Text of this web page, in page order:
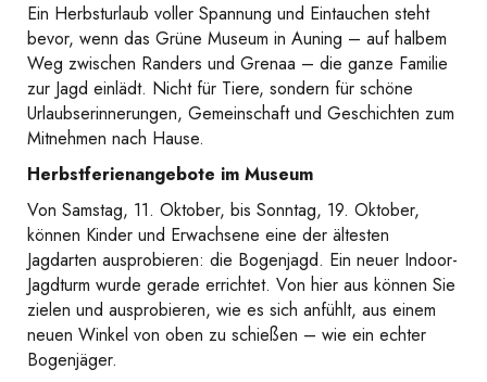
Ein Herbsturlaub voller Spannung und Eintauchen steht
bevor, wenn das Grüne Museum in Auning – auf halbem
Weg zwischen Randers und Grenaa – die ganze Familie
zur Jagd einlädt. Nicht für Tiere, sondern für schöne
Urlaubserinnerungen, Gemeinschaft und Geschichten zum
Mitnehmen nach Hause.
Herbstferienangebote im Museum
Von Samstag, 11. Oktober, bis Sonntag, 19. Oktober,
können Kinder und Erwachsene eine der ältesten
Jagdarten ausprobieren: die Bogenjagd. Ein neuer Indoor-
Jagdturm wurde gerade errichtet. Von hier aus können Sie
zielen und ausprobieren, wie es sich anfühlt, aus einem
neuen Winkel von oben zu schießen – wie ein echter
Bogenjäger.